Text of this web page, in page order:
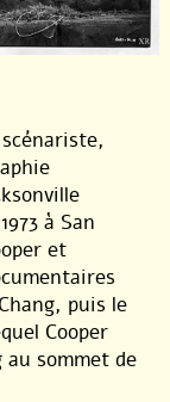
à San
et
puis le
Cooper
sommet de